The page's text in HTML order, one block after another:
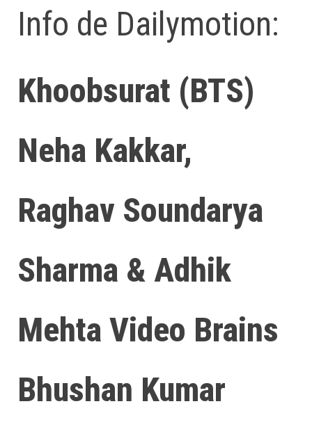
Info de Dailymotion:
Khoobsurat (BTS)
Neha Kakkar,
Raghav Soundarya
Sharma & Adhik
Mehta Video Brains
Bhushan Kumar